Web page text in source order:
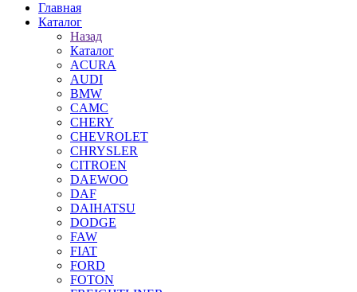
Главная
Каталог
Назад
Каталог
ACURA
AUDI
BMW
CAMC
CHERY
CHEVROLET
CHRYSLER
CITROEN
DAEWOO
DAF
DAIHATSU
DODGE
FAW
FIAT
FORD
FOTON